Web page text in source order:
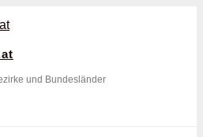
und Bundesländer